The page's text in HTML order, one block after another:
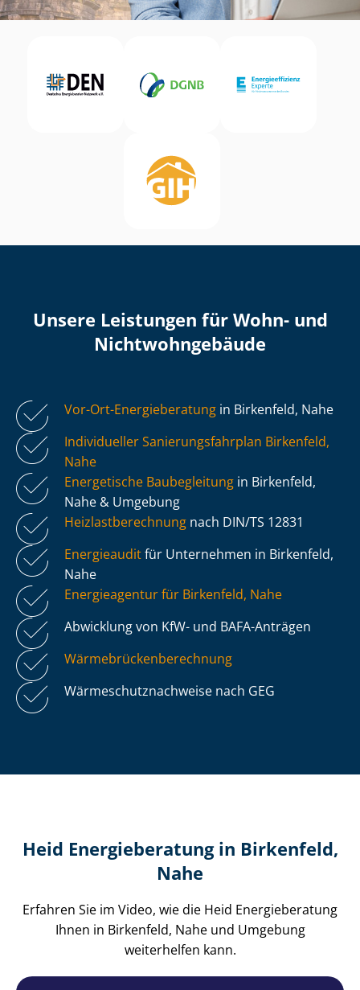
Unsere Leistungen für Wohn- und
Nicht­wohn­ge­bäu­de
Vor-Ort-Energieberatung in Birkenfeld, Nahe
Individueller Sa­nie­rungs­fahr­plan Birkenfeld,
Nahe
Energetische Baubegleitung in Birkenfeld,
Nahe & Umgebung
Heiz­last­be­rech­nung nach DIN/TS 12831
Energieauditfür Unternehmen in Birkenfeld,
Nahe
Energieagentur für Birkenfeld, Nahe
Abwicklung von KfW- und BAFA-Anträgen
Wär­me­brü­cken­be­rech­nung
Wär­me­schutz­nach­wei­se nach GEG
Heid Energieberatung in Birkenfeld,
Nahe
Erfahren Sie im Video, wie die Heid Energieberatung
Ihnen in Birkenfeld, Nahe und Umgebung
weiterhelfen kann.